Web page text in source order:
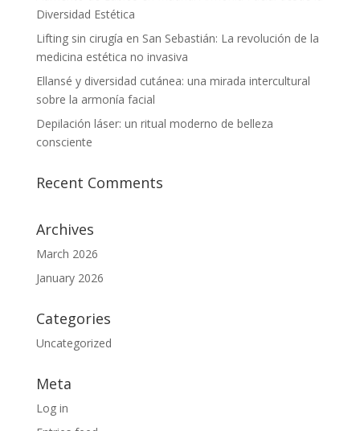
Diversidad Estética
Lifting sin cirugía en San Sebastián: La revolución de la
medicina estética no invasiva
Ellansé y diversidad cutánea: una mirada intercultural
sobre la armonía facial
Depilación láser: un ritual moderno de belleza
consciente
Recent Comments
Archives
March 2026
January 2026
Categories
Uncategorized
Meta
Log in